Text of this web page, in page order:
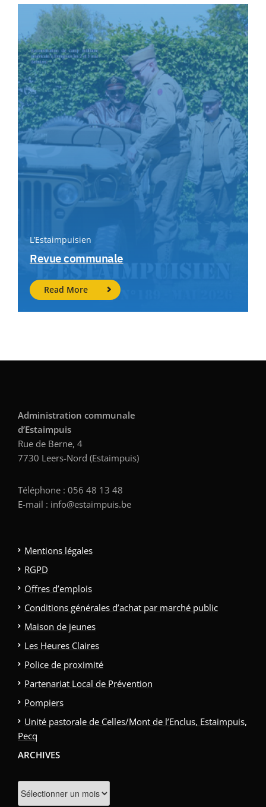
L’Estaimpuisien
Revue communale
Read More
Administration communale
d’Estaimpuis
Rue de Berne, 4
7730 Leers-Nord (Estaimpuis)
Téléphone : 056 48 13 48
E-mail : info@estaimpuis.be
Mentions légales
RGPD
Offres d’emplois
Conditions générales d’achat par marché public
Maison de jeunes
Les Heures Claires
Police de proximité
Partenariat Local de Prévention
Pompiers
Unité pastorale de Celles/Mont de l’Enclus, Estaimpuis,
Pecq
ARCHIVES